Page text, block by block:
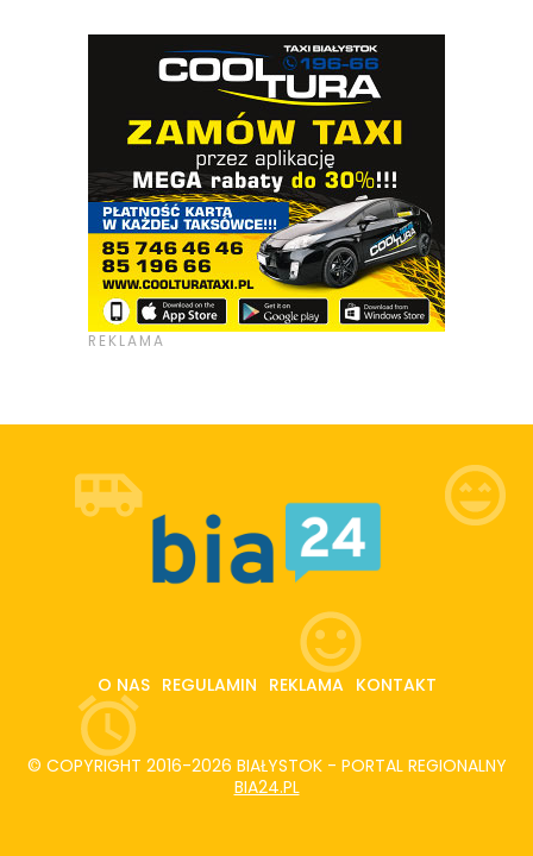
O NAS REGULAMIN REKLAMA KONTAKT
© COPYRIGHT 2016-2026 BIAŁYSTOK - PORTAL REGIONALNY
BIA24.PL